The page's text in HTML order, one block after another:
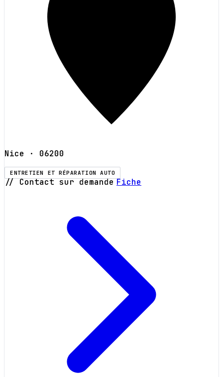
Nice · 06200
ENTRETIEN ET RÉPARATION AUTO
// Contact sur demande Fiche